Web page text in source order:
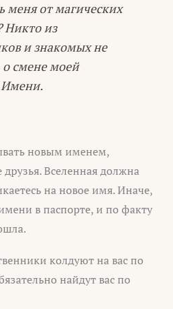
меня от магических
Никто из
и знакомых не
о смене моей
новым именем,
Вселенная должна
на новое имя. Иначе,
в паспорте, и по факту
колдуют на вас по
найдут вас по